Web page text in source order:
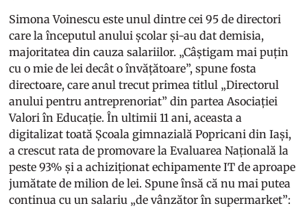
Simona Voinescu este unul dintre cei 95 de directori
care la începutul anului școlar și-au dat demisia,
majoritatea din cauza salariilor. „Câștigam mai puțin
cu o mie de lei decât o învățătoare”, spune fosta
directoare, care anul trecut primea titlul „Directorul
anului pentru antreprenoriat” din partea Asociației
Valori în Educație. În ultimii 11 ani, aceasta a
digitalizat toată Școala gimnazială Popricani din Iași,
a crescut rata de promovare la Evaluarea Națională la
peste 93% și a achiziționat echipamente IT de aproape
jumătate de milion de lei. Spune însă că nu mai putea
continua cu un salariu „de vânzător în supermarket”: